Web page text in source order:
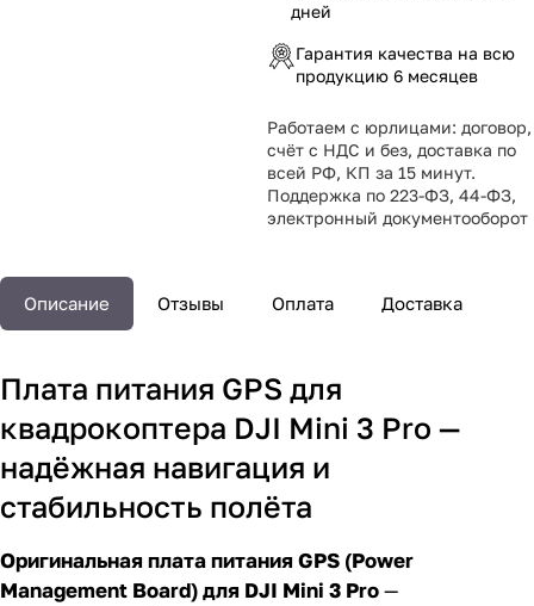
дней
Гарантия качества на всю
продукцию 6 месяцев
Работаем с юрлицами: договор,
счёт с НДС и без, доставка по
всей РФ, КП за 15 минут.
Поддержка по 223-ФЗ, 44-ФЗ,
электронный документооборот
Описание Отзывы Оплата Доставка
Плата питания GPS для
квадрокоптера DJI Mini 3 Pro —
надёжная навигация и
стабильность полёта
Оригинальная плата питания GPS (Power
Management Board) для DJI Mini 3 Pro—